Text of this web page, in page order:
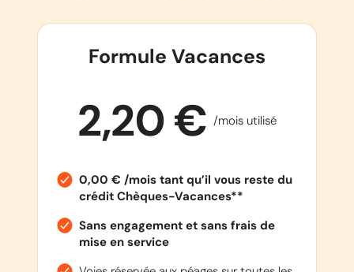
Formule Vacances
2,20 € /mois utilisé
0,00 € /mois tant qu’il vous reste du
crédit Chèques-Vacances**
Sans engagement et sans frais de
mise en service